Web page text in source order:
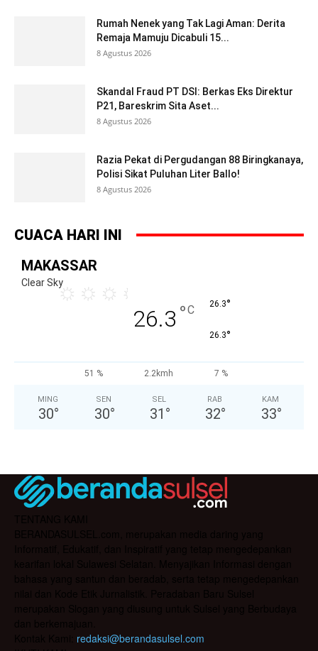
Rumah Nenek yang Tak Lagi Aman: Derita
Remaja Mamuju Dicabuli 15...
8 Agustus 2026
Skandal Fraud PT DSI: Berkas Eks Direktur
P21, Bareskrim Sita Aset...
8 Agustus 2026
Razia Pekat di Pergudangan 88 Biringkanaya,
Polisi Sikat Puluhan Liter Ballo!
8 Agustus 2026
CUACA HARI INI
MAKASSAR
Clear Sky
26.3 °C 26.3°
26.3°
51 % 2.2kmh 7 %
MING
30°
SEN
30°
SEL
31 °
RAB
32°
KAM
33°
redaksi@berandasulsel.com